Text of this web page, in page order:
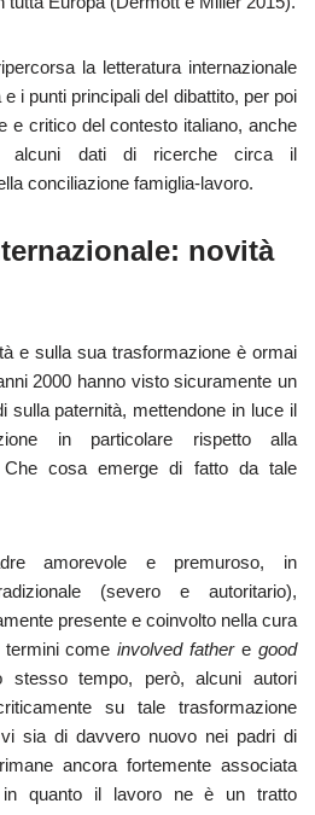
la letteratura internazionale
i punti principali del dibattito, per poi
e critico del contesto italiano, anche
alcuni dati di ricerche circa il
conciliazione famiglia-lavoro.
novità
e sulla sua trasformazione è ormai
2000 hanno visto sicuramente un
sulla paternità, mettendone in luce il
in particolare rispetto alla
Che cosa emerge di fatto da tale
amorevole e premuroso, in
(severo e autoritario),
presente e coinvolto nella cura
termini comeinvolved fatheregood
stesso tempo, però, alcuni autori
su tale trasformazione
sia di davvero nuovo nei padri di
ancora fortemente associata
in quanto il lavoro ne è un tratto